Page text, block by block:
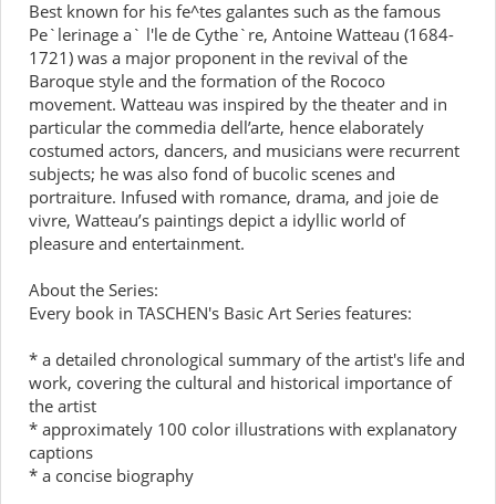
Best known for his fe^tes galantes such as the famous
Pe`lerinage a` l'le de Cythe`re, Antoine Watteau (1684-
1721) was a major proponent in the revival of the
Baroque style and the formation of the Rococo
movement. Watteau was inspired by the theater and in
particular the commedia dell’arte, hence elaborately
costumed actors, dancers, and musicians were recurrent
subjects; he was also fond of bucolic scenes and
portraiture. Infused with romance, drama, and joie de
vivre, Watteau’s paintings depict a idyllic world of
pleasure and entertainment.
About the Series:
Every book in TASCHEN's Basic Art Series features:
* a detailed chronological summary of the artist's life and
work, covering the cultural and historical importance of
the artist
* approximately 100 color illustrations with explanatory
captions
* a concise biography